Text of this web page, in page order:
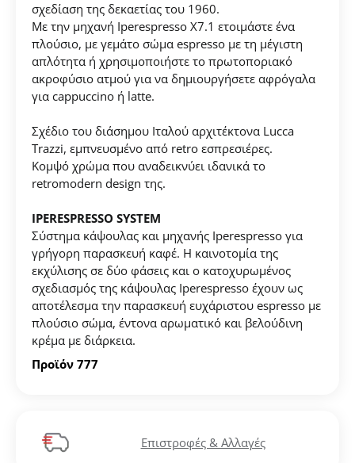
σχεδίαση της δεκαετίας του 1960.
Με την μηχανή Iperespresso X7.1 ετοιμάστε ένα
πλούσιο, με γεμάτο σώμα espresso με τη μέγιστη
απλότητα ή χρησιμοποιήστε το πρωτοποριακό
ακροφύσιο ατμού για να δημιουργήσετε αφρόγαλα
για cappuccino ή latte.
Σχέδιο του διάσημου Ιταλού αρχιτέκτονα Lucca
Trazzi, εμπνευσμένο από retro εσπρεσιέρες.
Κομψό χρώμα που αναδεικνύει ιδανικά το
retromodern design της.
IPERESPRESSO SYSTEM
Σύστημα κάψουλας και μηχανής Iperespresso για
γρήγορη παρασκευή καφέ. Η καινοτομία της
εκχύλισης σε δύο φάσεις και ο κατοχυρωμένος
σχεδιασμός της κάψουλας Iperespresso έχουν ως
αποτέλεσμα την παρασκευή ευχάριστου espresso με
πλούσιο σώμα, έντονα αρωματικό και βελούδινη
κρέμα με διάρκεια.
Προϊόν 777
Επιστροφές & Αλλαγές
Δημιουργήστε λογαριασμό για να αποθηκεύσετε τα
Αγαπημένα σας
Δημιουργήστε τον προσωπικό σας λογαριασμό και
αποθηκεύστε την δική σας λίστα αγαπημένων.
Βρείτε το προϊόν που επιθυμείτε και πατήστε στο
κουμπί "Προσθήκη στα Αγαπημένα".